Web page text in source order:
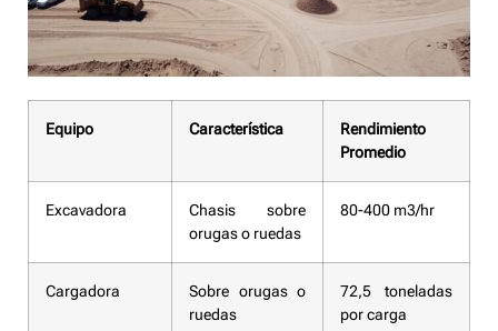
Equipo Característica
Rendimiento
Promedio
Excavadora
Chasis sobre
orugas o ruedas
80-400 m3/hr
Cargadora
Sobre orugas o
ruedas
72,5 toneladas
por carga